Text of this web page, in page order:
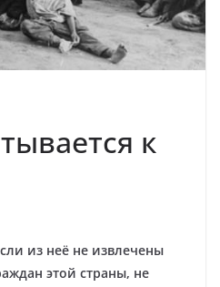
к
из неё не извлечены
этой страны, не